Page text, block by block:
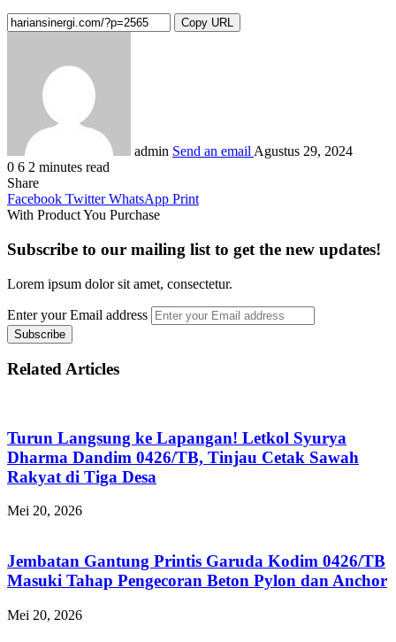
Copy URL
admin Send an email Agustus 29, 2024
0 6 2 minutes read
Share
Facebook Twitter WhatsApp Print
With Product You Purchase
Subscribe to our mailing list to get the new updates!
Lorem ipsum dolor sit amet, consectetur.
Enter your Email address
Related Articles
Turun Langsung ke Lapangan! Letkol Syurya
Dharma Dandim 0426/TB, Tinjau Cetak Sawah
Rakyat di Tiga Desa
Mei 20, 2026
Jembatan Gantung Printis Garuda Kodim 0426/TB
Masuki Tahap Pengecoran Beton Pylon dan Anchor
Mei 20, 2026